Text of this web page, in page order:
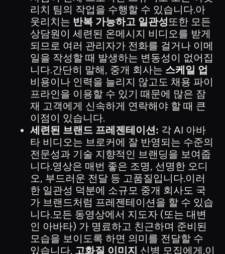
리치 팀의 작업을 수행할 수 있습니다.아
웃리치는 반복 가능하고 일관성또한 모든
상담원이 세련된 온메시지 비디오를 받게
되므로 여러 관리자가 전화를 걸거나 이메
일을 작성할 때 발생하는 변동성이 없어집
니다.간단히 말해, 중개 회사는 스케일 업
비용이나 인력을 늘리지 않고도 채용 파이
프라인을 이용할 수 있기 때문에 많은 잠
재 고객에게 신속하게 연락해야 할 때 큰
이점이 있습니다.
세련된 브랜드 프레젠테이션: 각 AI 아바
타 비디오는 브로커에 잘 반영되는 수준의
전문성과 기술 지향적인 브랜딩을 보여줍
니다.영상은 매번 좋은 조명, 선명한 오디
오, 부드러운 전달 등 고품질입니다.이러
한 일관성 덕분에 소규모 중개 회사도 국
가 브랜드처럼 프레젠테이션을 할 수 있습
니다.모든 동영상에서 지도자 (또는 대변
인 아바타) 가 명료하고 친근하며 준비된
모습을 보이도록 하면 의미를 전달할 수
있습니다. 고화질 이미지 신병 모집에게.이